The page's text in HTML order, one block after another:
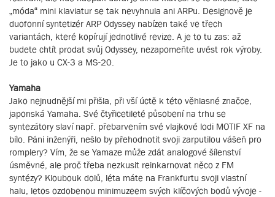
„móda“ mini klaviatur se tak nevyhnula ani ARPu. Designově je
duofonní syntetizér ARP Odyssey nabízen také ve třech
variantách, které kopírují jednotlivé revize. A je to tu zas: až
budete chtít prodat svůj Odyssey, nezapomeňte uvést rok výroby.
Je to jako u CX-3 a MS-20.
Yamaha
Jako nejnudnější mi přišla, při vší úctě k této věhlasné značce,
japonská Yamaha. Své čtyřicetileté působení na trhu se
syntezátory slaví např. přebarvením své vlajkové lodi MOTIF XF na
bílo. Páni inženýři, nešlo by přehodnotit svoji zarputilou vášeň pro
romplery? Vím, že se Yamaze může zdát analogové šílenství
úsměvné, ale proč třeba nezkusit reinkarnovat něco z FM
syntézy? Kloubouk dolů, léta máte na Frankfurtu svoji vlastní
halu, letos ozdobenou minimuzeem svých klíčových bodů vývoje -